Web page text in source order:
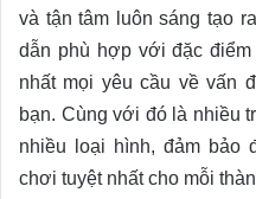
và tận tâm luôn sáng tạo
dẫn phù hợp với đặc
nhất mọi yêu cầu về vấn
bạn. Cùng với đó là nhiều
nhiều loại hình, đảm bảo
chơi tuyệt nhất cho mỗi